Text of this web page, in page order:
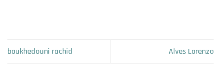
boukhedouni rachid Alves Lorenzo